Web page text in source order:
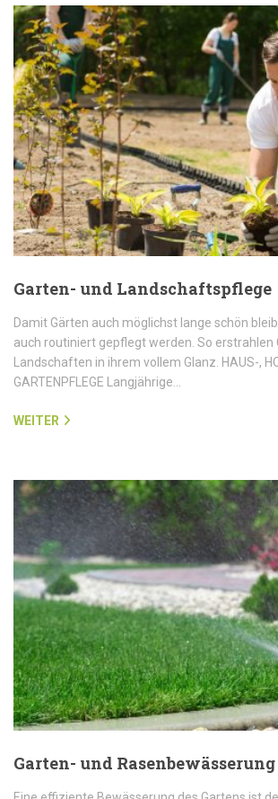
Garten- und Landschaftspflege
Damit Gärten auch möglichst lange schön
auch routiniert gepflegt werden. So erstrahlen
Landschaften in ihrem vollem Glanz. HAUS-,
GARTENPFLEGE Langjährige…
WEITER
Garten- und Rasenbewässerung